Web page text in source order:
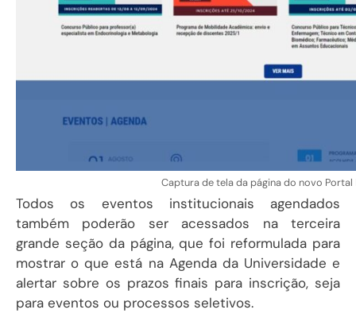
Captura de tela da página do novo
Todos os eventos institucionais agendados
também poderão ser acessados na terceira
grande seção da página, que foi reformulada para
mostrar o que está na Agenda da Universidade e
alertar sobre os prazos finais para inscrição, seja
para eventos ou processos seletivos.